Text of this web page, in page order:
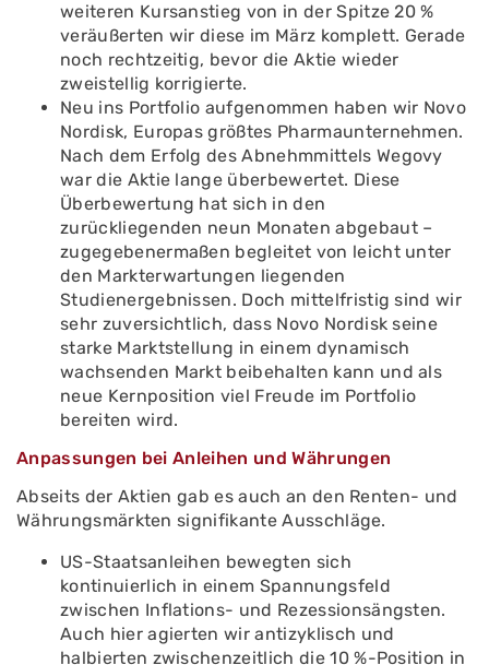
weiteren Kursanstieg von in der Spitze 20 %
veräußerten wir diese im März komplett. Gerade
noch rechtzeitig, bevor die Aktie wieder
zweistellig korrigierte.
Neu ins Portfolio aufgenommen haben wir Novo
Nordisk, Europas größtes Pharmaunternehmen.
Nach dem Erfolg des Abnehmmittels Wegovy
war die Aktie lange überbewertet. Diese
Überbewertung hat sich in den
zurückliegenden neun Monaten abgebaut –
zugegebenermaßen begleitet von leicht unter
den Markterwartungen liegenden
Studienergebnissen. Doch mittelfristig sind wir
sehr zuversichtlich, dass Novo Nordisk seine
starke Marktstellung in einem dynamisch
wachsenden Markt beibehalten kann und als
neue Kernposition viel Freude im Portfolio
bereiten wird.
Anpassungen bei Anleihen und Währungen
Abseits der Aktien gab es auch an den Renten- und
Währungsmärkten signifikante Ausschläge.
US-Staatsanleihen bewegten sich
kontinuierlich in einem Spannungsfeld
zwischen Inflations- und Rezessionsängsten.
Auch hier agierten wir antizyklisch und
halbierten zwischenzeitlich die 10 %-Position in